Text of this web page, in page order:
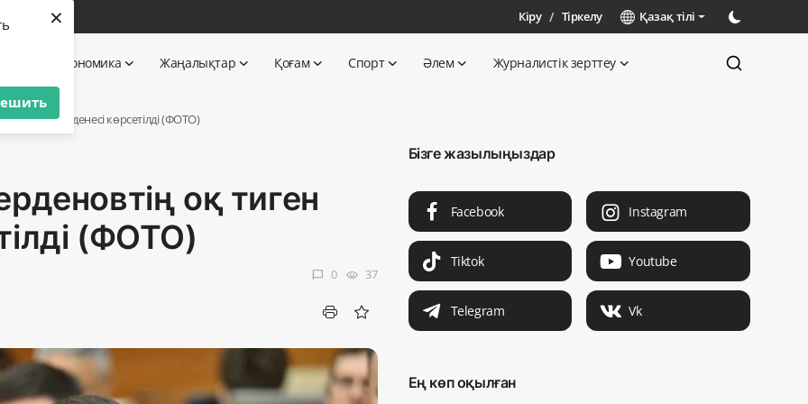
× Кіру / Тіркелу Қазақ тілі
Экономика Жаңалықтар Қоғам Спорт Әлем Журналистік зерттеу
жаралы денесі көрсетілді (ФОТО)
оқ тиген
(ФОТО)
chat_bubble 0 visibility 37
Бізге жазылыңыздар
Facebook Instagram
Tiktok Youtube
Telegram Vk
Ең көп оқылған